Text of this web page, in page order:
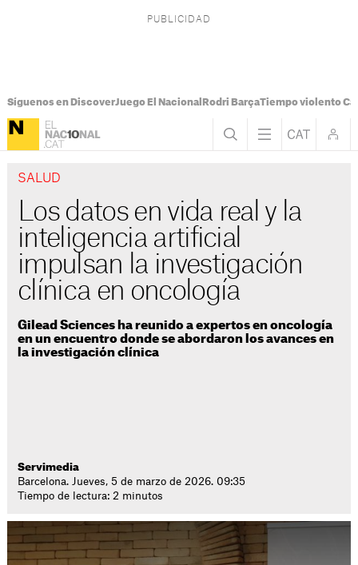
Síguenos en DiscoverJuego El Nacional Rodri BarçaTiempo violento
SALUD
Los datos en vida real y la
inteligencia artificial
impulsan la investigación
clínica en oncología
Gilead Sciences ha reunido a expertos en oncología
en un encuentro donde se abordaron los avances en
la investigación clínica
Servimedia
Barcelona. Jueves, 5 de marzo de 2026. 09:35
Tiempo de lectura: 2 minutos